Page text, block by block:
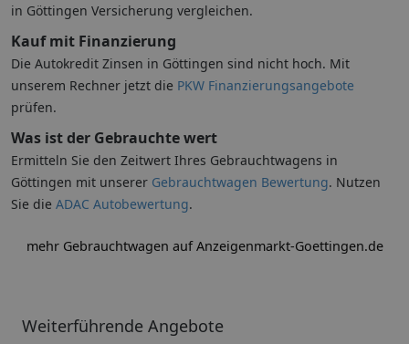
Weiterführende Angebote
in Göttingen Versicherung vergleichen.
Kauf mit Finanzierung
Die Autokredit Zinsen in Göttingen sind nicht hoch. Mit
unserem Rechner jetzt die PKW Finanzierungsangebote
prüfen.
Was ist der Gebrauchte wert
Ermitteln Sie den Zeitwert Ihres Gebrauchtwagens in
Göttingen mit unserer Gebrauchtwagen Bewertung. Nutzen
Sie die ADAC Autobewertung.
mehr Gebrauchtwagen auf Anzeigenmarkt-Goettingen.de